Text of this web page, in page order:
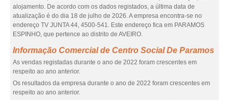
alojamento. De acordo com os dados registados, a última data de
atualização é do dia 18 de julho de 2026. A empresa encontra-se no
endereço TV JUNTA 44, 4500-541. Este endereço fica em PARAMOS
ESPINHO, que pertence ao distrito de AVEIRO.
Informação Comercial de Centro Social De Paramos
As vendas registadas durante o ano de 2022 foram crescentes em
respeito ao ano anterior.
Os resultados da empresa durante o ano de 2022 foram crescentes em
respeito ao ano anterior.